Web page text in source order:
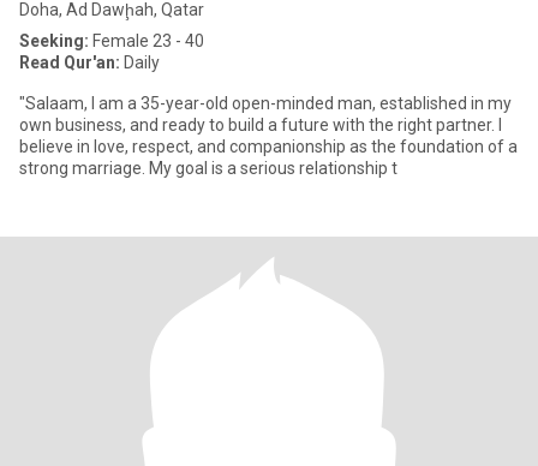
Doha, Ad Dawḩah, Qatar
Seeking: Female 23 - 40
Read Qur'an: Daily
"Salaam, I am a 35-year-old open-minded man, established in my
own business, and ready to build a future with the right partner. I
believe in love, respect, and companionship as the foundation of a
strong marriage. My goal is a serious relationship t